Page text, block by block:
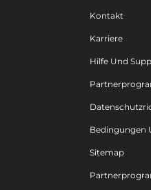
Kontakt
Karriere
Hilfe Und
Bedingungen
Sitemap